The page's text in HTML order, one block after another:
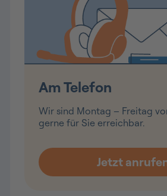
Am Telefon
Wir sind Montag – Freitag
gerne für Sie erreichbar.